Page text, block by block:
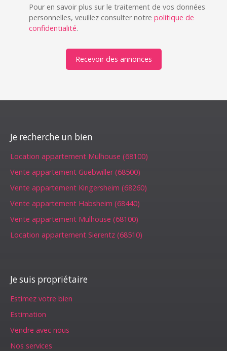
Pour en savoir plus sur le traitement de vos données
personnelles, veuillez consulter notre politique de
confidentialité.
Recevoir des annonces
Je recherche un bien
Location appartement Mulhouse (68100)
Vente appartement Guebwiller (68500)
Vente appartement Kingersheim (68260)
Vente appartement Habsheim (68440)
Vente appartement Mulhouse (68100)
Location appartement Sierentz (68510)
Je suis propriétaire
Estimez votre bien
Estimation
Vendre avec nous
Nos services